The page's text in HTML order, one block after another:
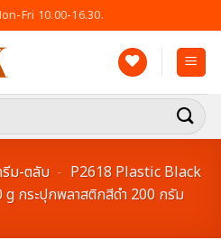
Fri 10.00-16.30.
รีม-ตลับ - P2618 Plastic Black
กระปุกพลาสติกสีดำ 200 กรัม